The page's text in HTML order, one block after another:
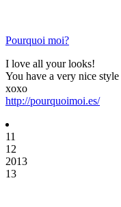
Pourquoi moi?
I love all your looks!
You have a very nice style
xoxo
http://pourquoimoi.es/
11
12
2013
13